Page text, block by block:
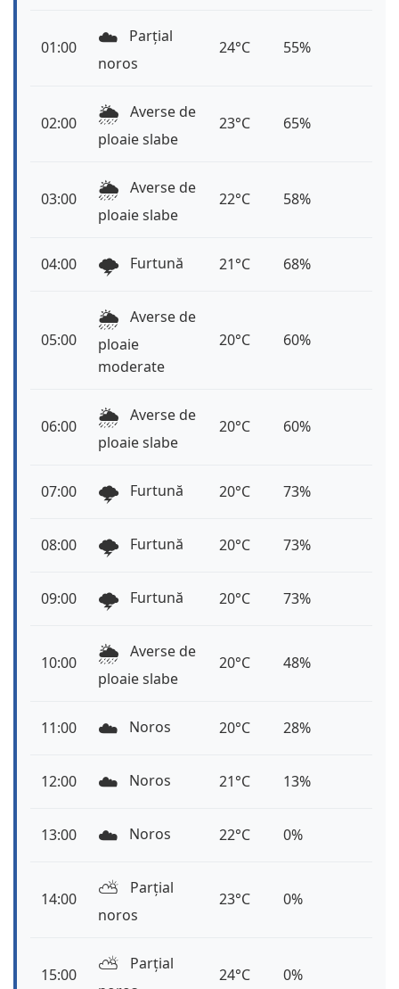
01:00 ☁️
Parțial
noros
24°C 55%
02:00 🌦️ Averse de
ploaie slabe
23°C 65%
03:00 🌦️ Averse de
ploaie slabe
22°C 58%
04:00 🌩️ Furtună 21°C 68%
05:00
🌦️ Averse de
ploaie
moderate
20°C 60%
06:00 🌦️ Averse de
ploaie slabe
20°C 60%
07:00 🌩️ Furtună 20°C 73%
08:00 🌩️ Furtună 20°C 73%
09:00 🌩️ Furtună 20°C 73%
10:00 🌦️ Averse de
ploaie slabe
20°C 48%
11:00 ☁️ Noros 20°C 28%
12:00 ☁️ Noros 21°C 13%
13:00 ☁️ Noros 22°C 0%
14:00 ⛅️
Parțial
noros
23°C 0%
15:00 ⛅️
Parțial
24°C 0%